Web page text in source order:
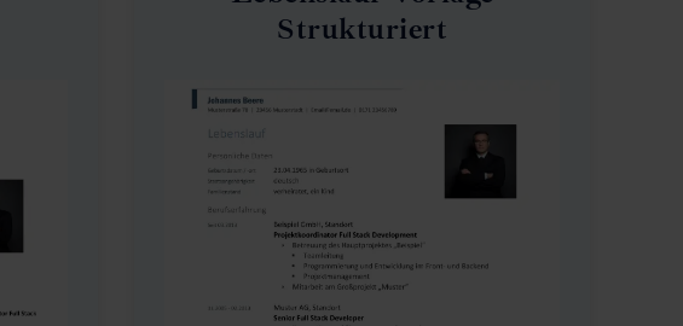
Strukturiert